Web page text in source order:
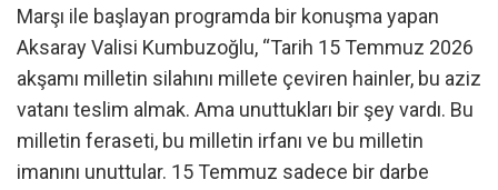
Marşı ile başlayan programda bir konuşma yapan
Aksaray Valisi Kumbuzoğlu, “Tarih 15 Temmuz 2026
akşamı milletin silahını millete çeviren hainler, bu aziz
vatanı teslim almak. Ama unuttukları bir şey vardı. Bu
milletin feraseti, bu milletin irfanı ve bu milletin
imanını unuttular. 15 Temmuz sadece bir darbe